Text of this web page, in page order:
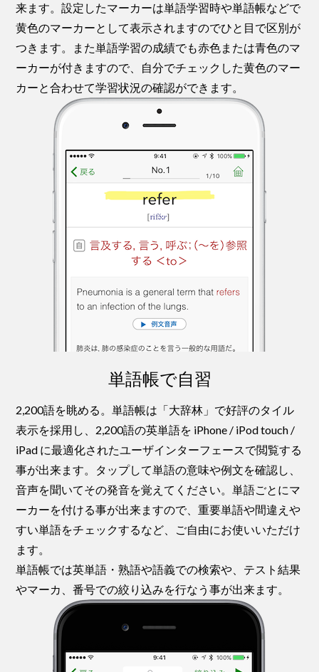
来ます。設定したマーカーは単語学習時や単語帳などで
黄色のマーカーとして表示されますのでひと目で区別が
つきます。また単語学習の成績でも赤色または青色のマ
ーカーが付きますので、自分でチェックした黄色のマー
カーと合わせて学習状況の確認ができます。
単語帳で自習
2,200語を眺める。単語帳は「大辞林」で好評のタイル
表示を採用し、2,200語の英単語を iPhone / iPod touch /
iPad に最適化されたユーザインターフェースで閲覧する
事が出来ます。タップして単語の意味や例文を確認し、
音声を聞いてその発音を覚えてください。単語ごとにマ
ーカーを付ける事が出来ますので、重要単語や間違えや
すい単語をチェックするなど、ご自由にお使いいただけ
ます。
単語帳では英単語・熟語や語義での検索や、テスト結果
やマーカ、番号での絞り込みを行なう事が出来ます。